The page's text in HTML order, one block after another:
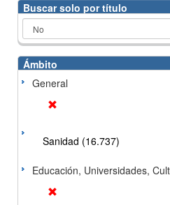
Buscar solo por título
Ámbito
General
Sanidad (16.737)
Educación, Universidades,